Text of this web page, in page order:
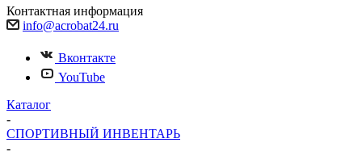
Контактная информация
info@acrobat24.ru
Вконтакте
YouTube
Каталог
-
СПОРТИВНЫЙ ИНВЕНТАРЬ